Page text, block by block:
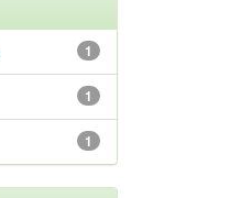
1
1
1